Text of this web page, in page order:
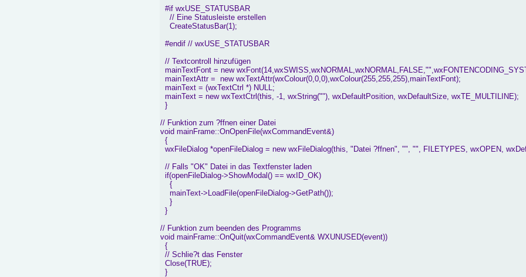
#if wxUSE_STATUSBAR
// Eine Statusleiste erstellen
CreateStatusBar(1);
#endif // wxUSE_STATUSBAR
// Textcontroll hinzufügen
mainTextFont = new
mainTextAttr = new wxTextAttr(wxColour(0,0,0),wxColour(255,255,255),mainTextFont);
mainText = (wxTextCtrl *) NULL;
mainText = new wxTextCtrl(this, -1, wxString(""), wxDefaultPosition, wxDefaultSize, wxTE_MULTILINE);
}
// Funktion zum ?ffnen einer Datei
void mainFrame::OnOpenFile(wxCommandEvent&)
{
wxFileDialog *openFileDialog = new wxFileDialog(this, "Datei ?ffnen", "", "", FILETYPES, wxOPEN,
// Falls "OK" Datei in das Textfenster laden
if(openFileDialog->ShowModal() == wxID_OK)
{
mainText->LoadFile(openFileDialog->GetPath());
}
}
// Funktion zum beenden des Programms
void mainFrame::OnQuit(wxCommandEvent& WXUNUSED(event))
{
// Schlie?t das Fenster
Close(TRUE);
}